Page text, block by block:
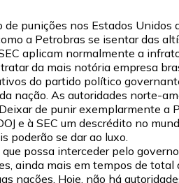
punições nos Estados Unidos
a Petrobras se isentar das
aplicam normalmente a
da mais notória empresa
do partido político
nação. As autoridades norte-
de punir exemplarmente a
e à SEC um descrédito no
poderão se dar ao luxo.
possa interceder pelo
ainda mais em tempos de
nações. Hoje, não há